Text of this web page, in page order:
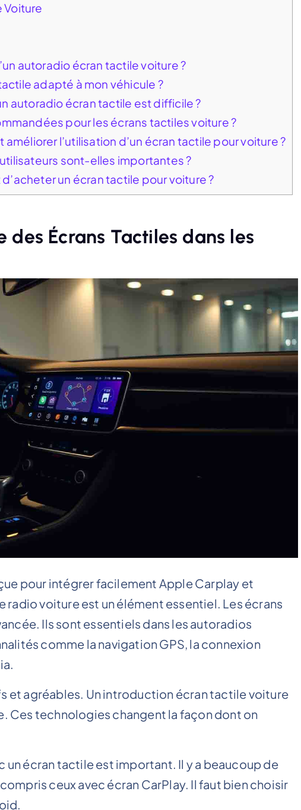
Voiture
autoradio écran tactile voiture ?
adapté à mon véhicule ?
autoradio écran tactile est difficile ?
pour les écrans tactiles voiture ?
l’utilisation d’un écran tactile pour voiture ?
sont-elles importantes ?
un écran tactile pour voiture ?
des Écrans Tactiles dans les
pour intégrer facilement Apple Carplay et
voiture est un élément essentiel. Les écrans
Ils sont essentiels dans les autoradios
comme la navigation GPS, la connexion
et agréables. Un introduction écran tactile voiture
Ces technologies changent la façon dont on
un écran tactile est important. Il y a beaucoup de
ceux avec écran CarPlay. Il faut bien choisir